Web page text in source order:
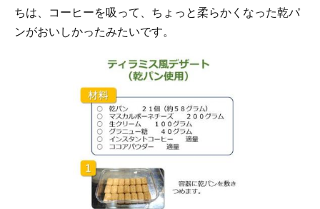
ちは、コーヒーを吸って、ちょっと柔らかくなった乾パ
ンがおいしかったみたいです。